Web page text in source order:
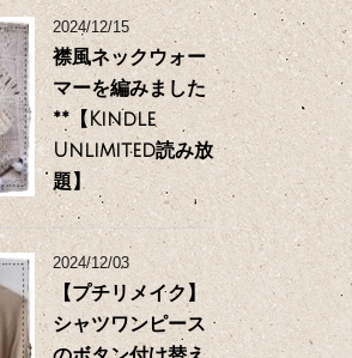
2024/12/15
襟風ネックウォー
マーを編みました
**【Kindle
Unlimited読み放
題】
2024/12/03
【プチリメイク】
シャツワンピース